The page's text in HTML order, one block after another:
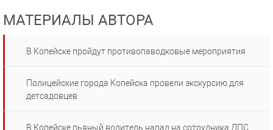
МАТЕРИАЛЫ АВТОРА
В Копейске пройдут противопаводковые мероприятия
Полицейские города Копейска провели экскурсию для
детсадовцев
В Копейске пьяный водитель напал на сотрудника ДПС